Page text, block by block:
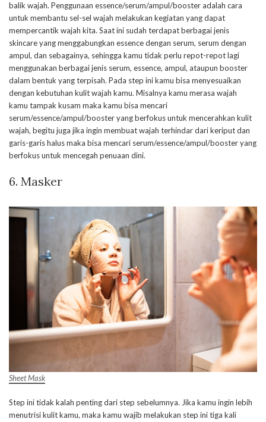
balik wajah. Penggunaan essence/serum/ampul/booster adalah cara
untuk membantu sel-sel wajah melakukan kegiatan yang dapat
mempercantik wajah kita. Saat ini sudah terdapat berbagai jenis
skincare yang menggabungkan essence dengan serum, serum dengan
ampul, dan sebagainya, sehingga kamu tidak perlu repot-repot lagi
menggunakan berbagai jenis serum, essence, ampul, ataupun booster
dalam bentuk yang terpisah. Pada step ini kamu bisa menyesuaikan
dengan kebutuhan kulit wajah kamu. Misalnya kamu merasa wajah
kamu tampak kusam maka kamu bisa mencari
serum/essence/ampul/booster yang berfokus untuk mencerahkan kulit
wajah, begitu juga jika ingin membuat wajah terhindar dari keriput dan
garis-garis halus maka bisa mencari serum/essence/ampul/booster yang
berfokus untuk mencegah penuaan dini.
6. Masker
Sheet Mask
Step ini tidak kalah penting dari step sebelumnya. Jika kamu ingin lebih
menutrisi kulit kamu, maka kamu wajib melakukan step ini tiga kali